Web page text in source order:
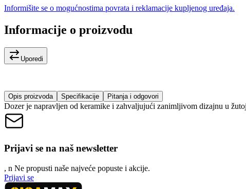
Informišite se o mogućnostima povrata i reklamacije kupljenog uređaja.
Informacije o proizvodu
Uporedi
Opis proizvoda Specifikacije Pitanja i odgovori
Dozer je napravljen od keramike i zahvaljujući zanimljivom dizajnu u
Prijavi se na naš newsletter
, n Ne propusti naše najveće popuste i akcije.
Prijavi se